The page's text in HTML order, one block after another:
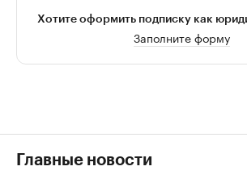
Хотите оформить подписку как
Заполните форму
Главные новости